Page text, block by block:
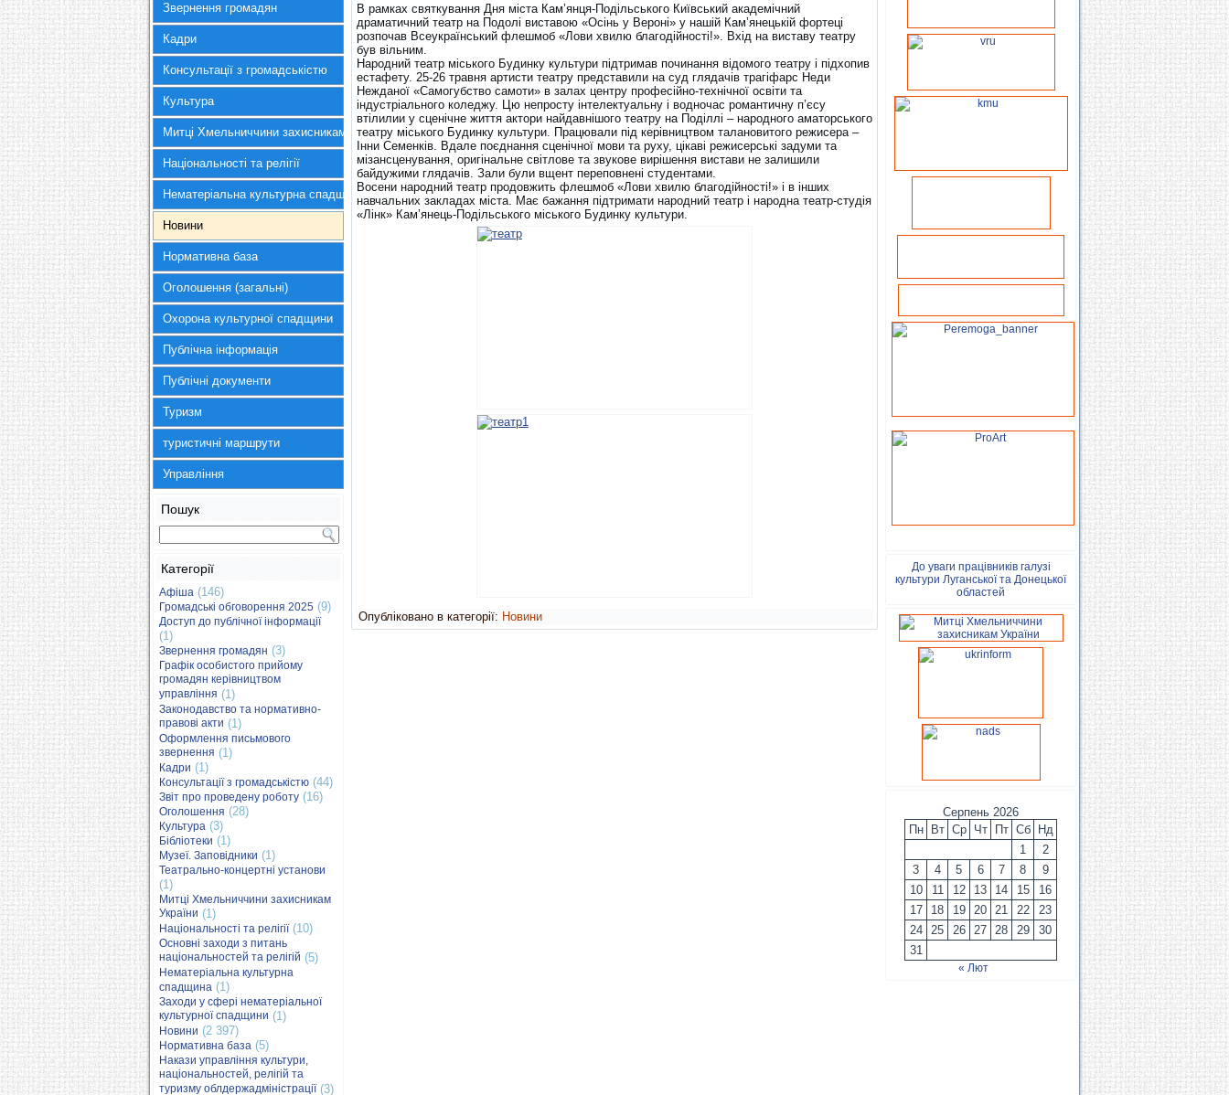
Звернення громадян
Кадри
Консультації з громадськістю
Культура
Митці Хмельниччини захисникам України
Національності та релігії
Нематеріальна культурна спадщина
Новини
Нормативна база
Оголошення (загальні)
Охорона культурної спадщини
Публічна інформація
Публічні документи
Туризм
туристичні маршрути
Управління
Пошук
Категорії
Афіша (146)
Громадські обговорення 2025 (9)
Доступ до публічної інформації
(1)
Звернення громадян (3)
Графік особистого прийому
громадян керівництвом
управління (1)
Законодавство та нормативно-
правові акти (1)
Оформлення письмового
звернення (1)
Кадри (1)
Консультації з громадськістю (44)
Звіт про проведену роботу (16)
Оголошення (28)
Культура (3)
Бібліотеки (1)
Музеї. Заповідники (1)
Театрально-концертні установи
(1)
Митці Хмельниччини захисникам
України (1)
Національності та релігії(10)
Основні заходи з питань
національностей та релігій (5)
Нематеріальна культурна
спадщина (1)
Заходи у сфері нематеріальної
культурної спадщини (1)
Новини (2 397)
Нормативна база (5)
Накази управління культури,
національностей, релігій та
туризму облдержадміністрації(3)
В рамках святкування Дня міста Кам’янця-Подільського Київський академічний
драматичний театр на Подолі виставою «Осінь у Вероні» у нашій Кам’янецькій фортеці
розпочав Всеукраїнський флешмоб «Лови хвилю благодійності!». Вхід на виставу театру
був вільним.
Народний театр міського Будинку культури підтримав починання відомого театру і підхопив
естафету. 25-26 травня артисти театру представили на суд глядачів трагіфарс Неди
Нежданої «Самогубство самоти» в залах центру професійно-технічної освіти та
індустріального коледжу. Цю непросту інтелектуальну і водночас романтичну п’єсу
втілилии у сценічне життя актори найдавнішого театру на Поділлі – народного аматорського
театру міського Будинку культури. Працювали під керівництвом талановитого режисера –
Інни Семенків. Вдале поєднання сценічної мови та руху, цікаві режисерські задуми та
мізансценування, оригінальне світлове та звукове вирішення вистави не залишили
байдужими глядачів. Зали були вщент переповнені студентами.
Восени народний театр продовжить флешмоб «Лови хвилю благодійності!» і в інших
навчальних закладах міста. Має бажання підтримати народний театр і народна театр-студія
«Лінк» Кам’янець-Подільського міського Будинку культури.
Опубліковано в категорії: Новини
До уваги працівників галузі
культури Луганської та Донецької
областей
Серпень 2026
Пн
Вт Ср Чт Пт Сб
Нд
1
2
3
4 5 6 7 8
9
10
11 12 13 14 15
16
17
18 19 20 21 22
23
24
25 26 27 28 29
30
31
« Лют